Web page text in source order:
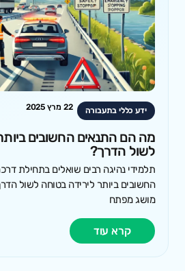
ידע כללי בתעבורה 22 מרץ 2025
מה הם התנאים החשובים
לשול הדרך?
תלמידי נהיגה רבים שואלים בתחילת
החשובים ביותר לירידה בטוחה לשול
מושג מפתח
קרא עוד